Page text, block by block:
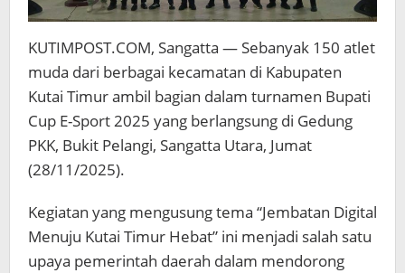
KUTIMPOST.COM, Sangatta — Sebanyak 150 atlet
muda dari berbagai kecamatan di Kabupaten
Kutai Timur ambil bagian dalam turnamen Bupati
Cup E-Sport 2025 yang berlangsung di Gedung
PKK, Bukit Pelangi, Sangatta Utara, Jumat
(28/11/2025).
Kegiatan yang mengusung tema “Jembatan Digital
Menuju Kutai Timur Hebat” ini menjadi salah satu
upaya pemerintah daerah dalam mendorong